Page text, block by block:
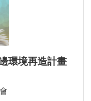
環境再造計畫